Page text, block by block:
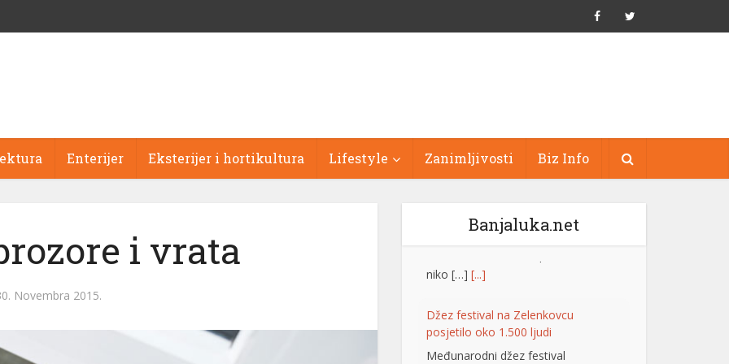
Enterijer Eksterijer i hortikultura Lifestyle Zanimljivosti Biz Info
i vrata
Novembra 2015.
Banjaluka.net
Džez festival na Zelenkovcu
Međunarodni džez festival
“Zelenkovac”, koji je održan na
istoimenom lokalitetu kod Mrkonjić